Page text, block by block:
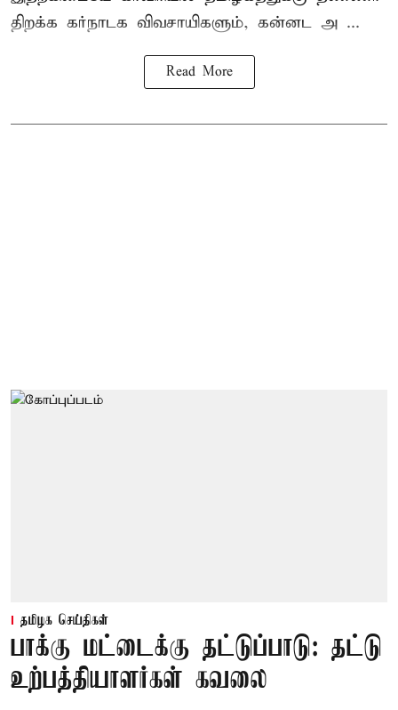
திறக்க கர்நாடக விவசாயிகளும், கன்னட அ ...
Read More
தமிழக செய்திகள்
பாக்கு மட்டைக்கு தட்டுப்பாடு: தட்டு
உற்பத்தியாளர்கள் கவலை